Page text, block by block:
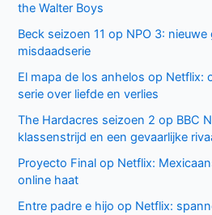
the Walter Boys
Beck seizoen 11 op NPO 3:
misdaadserie
El mapa de los anhelos op Netflix:
serie over liefde en verlies
The Hardacres seizoen 2 op BBC
klassenstrijd en een gevaarlijke
Proyecto Final op Netflix:
online haat
Entre padre e hijo op Netflix: